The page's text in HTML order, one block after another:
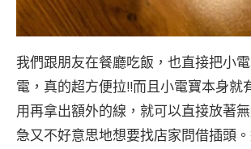
我們跟朋友在餐廳吃飯，也直接把小
電，真的超方便拉!!而且小電寶本身就
用再拿出額外的線，就可以直接放著
急又不好意思地想要找店家問借插頭